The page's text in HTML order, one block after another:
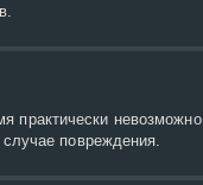
практически невозможно
повреждения.